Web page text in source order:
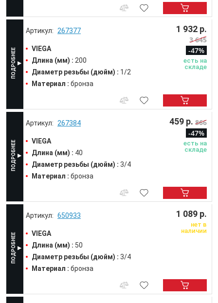
267377
VIEGA
Длина (мм) : 200
Диаметр резьбы (дюйм) : 1/2
Материал : бронза
1 932 р.
3 645
-47%
есть на
складе
267384
VIEGA
Длина (мм) : 40
Диаметр резьбы (дюйм) : 3/4
Материал : бронза
459 р. 866
-47%
есть на
складе
650933
VIEGA
Длина (мм) : 50
Диаметр резьбы (дюйм) : 3/4
Материал : бронза
1 089 р.
нет в
наличии